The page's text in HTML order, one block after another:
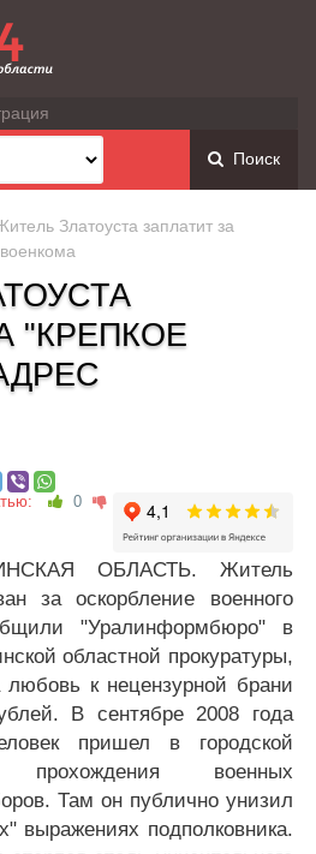
Поиск
Златоуста заплатит за
"КРЕПКОЕ
0
ОБЛАСТЬ. Житель
за оскорбление военного
"Уралинформбюро" в
областной прокуратуры,
любовь к нецензурной брани
В сентябре 2008 года
пришел в городской
военных
Там он публично унизил
выражениях подполковника.